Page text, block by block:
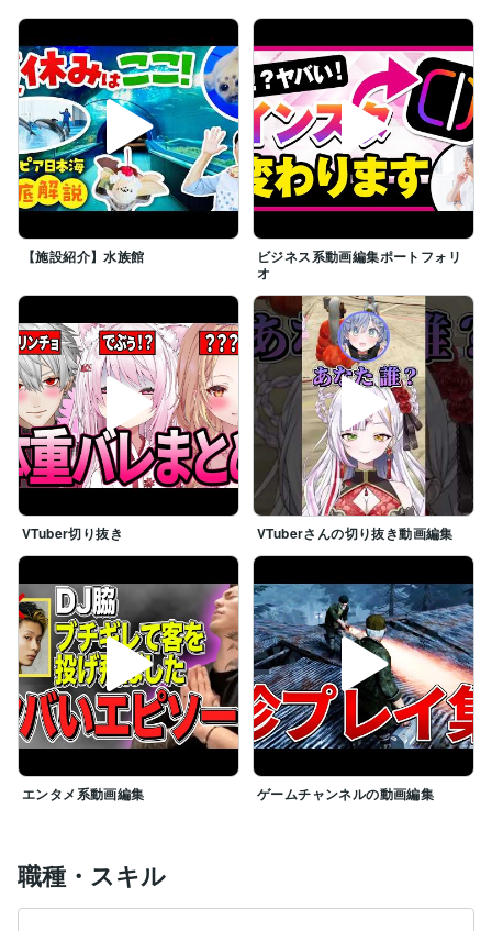
【施設紹介】水族館
ビジネス系動画編集ポートフォリ
オ
VTuber切り抜き VTuberさんの切り抜き動画編集
エンタメ系動画編集 ゲームチャンネルの動画編集
職種・スキル